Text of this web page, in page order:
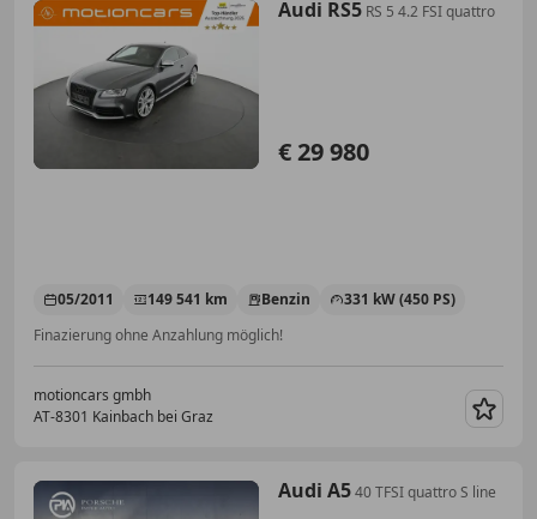
Audi RS5 RS 5 4.2 FSI quattro
€ 29 980
05/2011 149 541 km Benzin
331 kW (450 PS)
Finazierung ohne Anzahlung möglich!
motioncars gmbh
AT-8301 Kainbach bei Graz
Audi A540 TFSI quattro S line